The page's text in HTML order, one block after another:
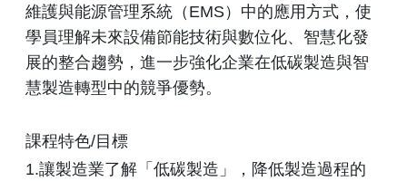
維護與能源管理系統（EMS）中的應用方式，使
學員理解未來設備節能技術與數位化、智慧化發
展的整合趨勢，進一步強化企業在低碳製造與智
慧製造轉型中的競爭優勢。
課程特色/目標
1.讓製造業了解「低碳製造」，降低製造過程的